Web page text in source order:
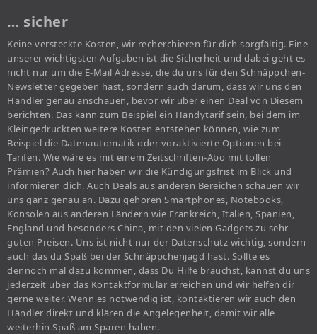
… sicher
Keine versteckte Kosten, wir recherchieren für dich sorgfältig. Eine
unserer wichtigsten Aufgaben ist die Sicherheit und dabei geht es
nicht nur um die E-Mail Adresse, die du uns für den Schnäppchen-
Newsletter gegeben hast, sondern auch darum, dass wir uns den
Händler genau anschauen, bevor wir über einen Deal von Diesem
berichten. Das kann zum Beispiel ein Handytarif sein, bei dem im
Kleingedruckten weitere Kosten entstehen können, wie zum
Beispiel die Datenautomatik oder voraktivierte Optionen bei
Tarifen. Wie wäre es mit einem Zeitschriften-Abo mit tollen
Prämien? Auch hier haben wir die Kündigungsfrist im Blick und
informieren dich. Auch Deals aus anderen Bereichen schauen wir
uns ganz genau an. Dazu gehören Smartphones, Notebooks,
Konsolen aus anderen Ländern wie Frankreich, Italien, Spanien,
England und besonders China, mit den vielen Gadgets zu sehr
guten Preisen. Uns ist nicht nur der Datenschutz wichtig, sondern
auch das du Spaß bei der Schnäppchenjagd hast. Sollte es
dennoch mal dazu kommen, dass Du Hilfe brauchst, kannst du uns
jederzeit über das Kontaktformular erreichen und wir helfen dir
gerne weiter. Wenn es notwendig ist, kontaktieren wir auch den
Händler direkt und klären die Angelegenheit, damit wir alle
weiterhin Spaß am Sparen haben.